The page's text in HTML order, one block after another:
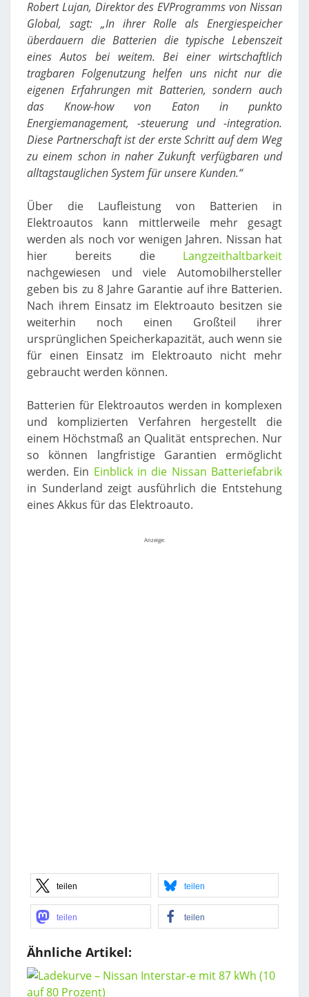
Robert Lujan, Direktor des EVProgramms von Nissan
Global, sagt: „In ihrer Rolle als Energiespeicher
überdauern die Batterien die typische Lebenszeit
eines Autos bei weitem. Bei einer wirtschaftlich
tragbaren Folgenutzung helfen uns nicht nur die
eigenen Erfahrungen mit Batterien, sondern auch
das Know-how von Eaton in punkto
Energiemanagement, -steuerung und -integration.
Diese Partnerschaft ist der erste Schritt auf dem Weg
zu einem schon in naher Zukunft verfügbaren und
alltagstauglichen System für unsere Kunden.“
Über die Laufleistung von Batterien in
Elektroautos kann mittlerweile mehr gesagt
werden als noch vor wenigen Jahren. Nissan hat
hier bereits die Langzeithaltbarkeit
nachgewiesen und viele Automobilhersteller
geben bis zu 8 Jahre Garantie auf ihre Batterien.
Nach ihrem Einsatz im Elektroauto besitzen sie
weiterhin noch einen Großteil ihrer
ursprünglichen Speicherkapazität, auch wenn sie
für einen Einsatz im Elektroauto nicht mehr
gebraucht werden können.
Batterien für Elektroautos werden in komplexen
und komplizierten Verfahren hergestellt die
einem Höchstmaß an Qualität entsprechen. Nur
so können langfristige Garantien ermöglicht
werden. Ein Einblick in die Nissan Batteriefabrik
in Sunderland zeigt ausführlich die Entstehung
eines Akkus für das Elektroauto.
Anzeige:
teilen teilen
teilen teilen
Ähnliche Artikel: